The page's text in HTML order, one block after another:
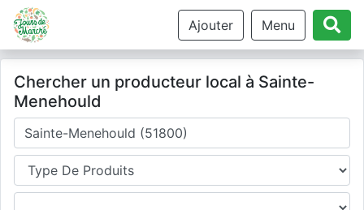
Ajouter Menu
Chercher un producteur local à Sainte-
Menehould